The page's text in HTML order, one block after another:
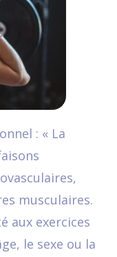
: « La
musculaires.
aux exercices
le sexe ou la